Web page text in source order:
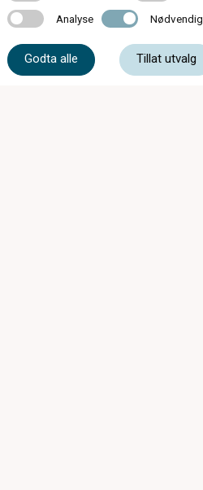
Analyse Analyse Nødvendig Nødvendig
Godta alle Tillat utvalg